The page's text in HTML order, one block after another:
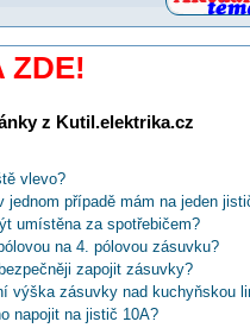
ZDE!
z Kutil.elektrika.cz
vlevo?
jednom případě mám na jeden
umístěna za spotřebičem?
na 4. pólovou zásuvku?
zapojit zásuvky?
výška zásuvky nad kuchyňskou
napojit na jistič 10A?